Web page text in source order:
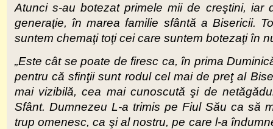
Atunci s-au botezat primele mii de creştini,
generaţie, în marea familie sfântă a Bisericii.
suntem chemaţi toţi cei care suntem botezaţi în
„Este cât se poate de firesc ca, în prima
pentru că sfinţii sunt rodul cel mai de preţ al
mai vizibilă, cea mai cunoscută şi de
Sfânt. Dumnezeu L-a trimis pe Fiul Său ca să
trup omenesc, ca şi al nostru, pe care l-a